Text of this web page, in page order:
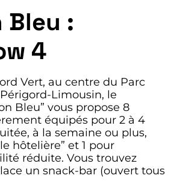
Bleu :
4
Vert, au centre du Parc
Limousin, le
Bleu” vous propose 8
équipés pour 2 à 4
à la semaine ou plus,
hôtelière” et 1 pour
réduite. Vous trouvez
un snack-bar (ouvert tous